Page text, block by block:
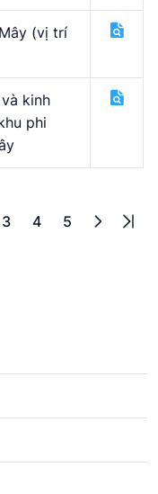
(vị trí
kinh
phi
3 4 5